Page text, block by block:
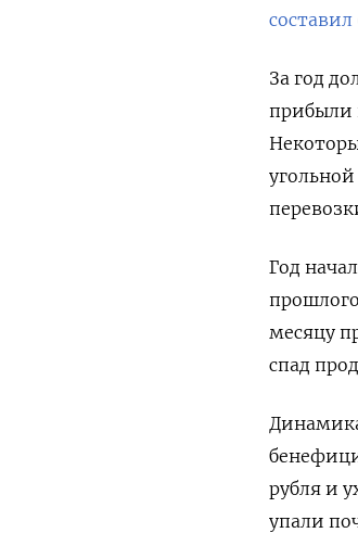
составил
За год
прибыли
Год
месяцу
спад
рубля и
упали